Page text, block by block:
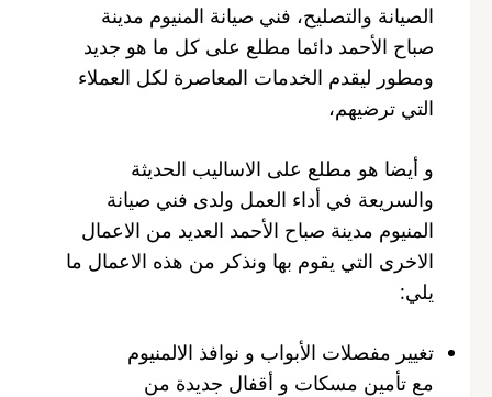
الصيانة والتصليح، فني صيانة المنيوم مدينة
صباح الأحمد دائما مطلع على كل ما هو جديد
ومطور ليقدم الخدمات المعاصرة لكل العملاء
التي ترضيهم،
و أيضا هو مطلع على الاساليب الحديثة
والسريعة في أداء العمل ولدى فني صيانة
المنيوم مدينة صباح الأحمد العديد من الاعمال
الاخرى التي يقوم بها ونذكر من هذه الاعمال ما
يلي:
تغيير مفصلات الأبواب و نوافذ الالمنيوم
مع تأمين مسكات و أقفال جديدة من